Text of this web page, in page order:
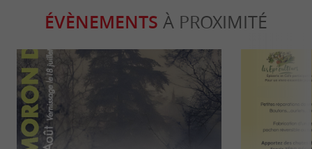
ÉVÈNEMENTS À PROXIMITÉ